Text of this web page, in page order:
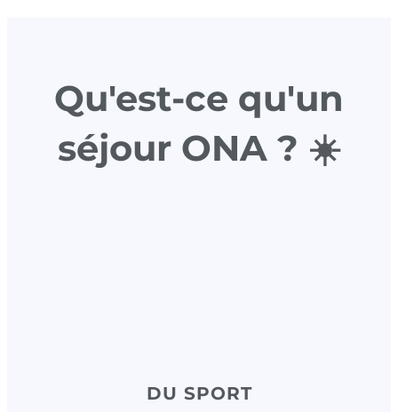
Qu'est-ce qu'un
séjour ONA ? ☀️
DU SPORT